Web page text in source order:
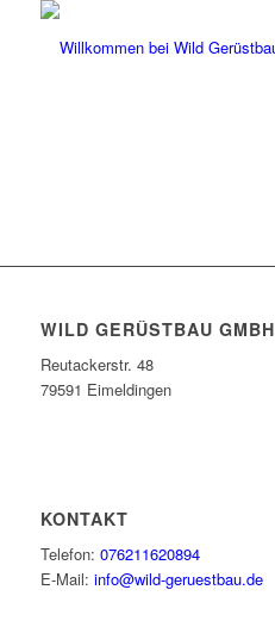
WILD GERÜSTBAU GMBH
Reutackerstr. 48
79591 Eimeldingen
KONTAKT
Telefon: 076211620894
E-Mail: info@wild-geruestbau.de